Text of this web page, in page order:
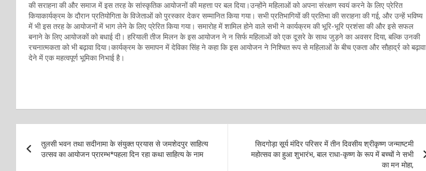
की सराहना की और समाज में इस तरह के सांस्कृतिक आयोजनों की महत्ता पर बल दिया।उन्होंने महिलाओं को अपना संरक्षण स्वयं करने के लिए प्रेरित
कियाकार्यक्रम के दौरान प्रतियोगिता के विजेताओं को पुरस्कार देकर सम्मानित किया गया। सभी प्रतिभागियों की प्रतिभा की सराहना की गई, और उन्हें भविष्य
में भी इस तरह के आयोजनों में भाग लेने के लिए प्रेरित किया गया। समारोह में शामिल होने वाले सभी ने कार्यक्रम की भूरि-भूरि प्रशंसा की और इसे सफल
बनाने के लिए आयोजकों को बधाई दी। हरियाली तीज मिलन के इस आयोजन ने न सिर्फ महिलाओं को एक दूसरे के साथ जुड़ने का अवसर दिया, बल्कि उनकी
रचनात्मकता को भी बढ़ावा दिया।कार्यक्रम के समापन में देविका सिंह ने कहा कि इस आयोजन ने निश्चित रूप से महिलाओं के बीच एकता और सौहार्द्र को बढ़ावा
देने में एक महत्वपूर्ण भूमिका निभाई है।
navigation
तुलसी भवन तथा सदीनामा के संयुक्त प्रयास से जमशेदपुर साहित्य
उत्सव का आयोजन प्रारम्भ*पहला दिन रहा कथा साहित्य के नाम
सिदगोड़ा सूर्य मंदिर परिसर में तीन दिवसीय श्रीकृष्ण जन्माष्टमी
महोत्सव का हुआ शुभारंभ, बाल राधा-कृष्ण के रूप में बच्चों ने सभी
का मन मोहा,